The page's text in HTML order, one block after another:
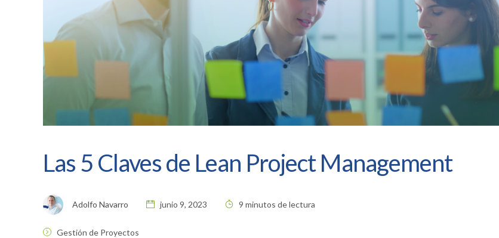
Las 5 Claves de Lean Project Management
Adolfo Navarro junio 9, 2023 9 minutos de lectura
Gestión de Proyectos